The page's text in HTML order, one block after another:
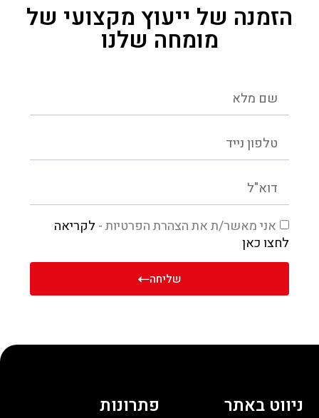
הזמנה של ייעוץ מקצועי של
מומחה שלנו
אני מאשר/ת את הצהרת הפרטיות - לקריאה
לחצו כאן
שליחה
ניווט באתר פתרונות